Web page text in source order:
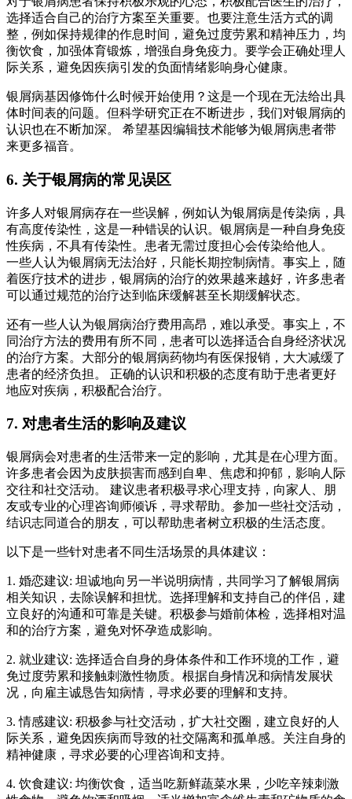
选择适合自己的治疗方案至关重要。也要注意生活方式的调
整，例如保持规律的作息时间，避免过度劳累和精神压力，均
衡饮食，加强体育锻炼，增强自身免疫力。要学会正确处理人
际关系，避免因疾病引发的负面情绪影响身心健康。
银屑病基因修饰什么时候开始使用？这是一个现在无法给出具
体时间表的问题。但科学研究正在不断进步，我们对银屑病的
认识也在不断加深。 希望基因编辑技术能够为银屑病患者带
来更多福音。
6. 关于银屑病的常见误区
许多人对银屑病存在一些误解，例如认为银屑病是传染病，具
有高度传染性，这是一种错误的认识。银屑病是一种自身免疫
性疾病，不具有传染性。患者无需过度担心会传染给他人。
一些人认为银屑病无法治好，只能长期控制病情。事实上，随
着医疗技术的进步，银屑病的治疗的效果越来越好，许多患者
可以通过规范的治疗达到临床缓解甚至长期缓解状态。
还有一些人认为银屑病治疗费用高昂，难以承受。事实上，不
同治疗方法的费用有所不同，患者可以选择适合自身经济状况
的治疗方案。大部分的银屑病药物均有医保报销，大大减缓了
患者的经济负担。 正确的认识和积极的态度有助于患者更好
地应对疾病，积极配合治疗。
7. 对患者生活的影响及建议
银屑病会对患者的生活带来一定的影响，尤其是在心理方面。
许多患者会因为皮肤损害而感到自卑、焦虑和抑郁，影响人际
交往和社交活动。 建议患者积极寻求心理支持，向家人、朋
友或专业的心理咨询师倾诉，寻求帮助。参加一些社交活动，
结识志同道合的朋友，可以帮助患者树立积极的生活态度。
以下是一些针对患者不同生活场景的具体建议：
1. 婚恋建议: 坦诚地向另一半说明病情，共同学习了解银屑病
相关知识，去除误解和担忧。选择理解和支持自己的伴侣，建
立良好的沟通和可靠是关键。积极参与婚前体检，选择相对温
和的治疗方案，避免对怀孕造成影响。
2. 就业建议: 选择适合自身的身体条件和工作环境的工作，避
免过度劳累和接触刺激性物质。根据自身情况和病情发展状
况，向雇主诚恳告知病情，寻求必要的理解和支持。
3. 情感建议: 积极参与社交活动，扩大社交圈，建立良好的人
际关系，避免因疾病而导致的社交隔离和孤单感。关注自身的
精神健康，寻求必要的心理咨询和支持。
4. 饮食建议: 均衡饮食，适当吃新鲜蔬菜水果，少吃辛辣刺激